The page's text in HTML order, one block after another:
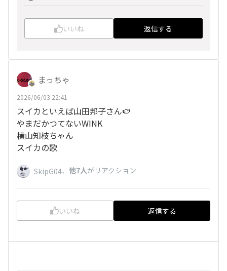
いいね 返信する
まっちゃ
2026/06/03 22:41
スイカといえば山田邦子さん🍉
やまだかつてないWINK
横山知枝ちゃん
スイカの歌
SkipG04、 他7人がリアクション
いいね 返信する